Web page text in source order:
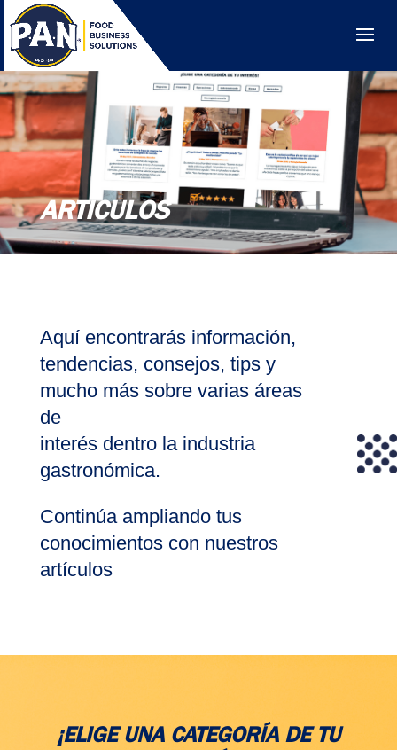
ARTÍCULOS
Aquí encontrarás información,
tendencias, consejos, tips y
mucho más sobre varias áreas
de
interés dentro la industria
gastronómica.
Continúa ampliando tus
conocimientos con nuestros
artículos
¡ELIGE UNA CATEGORÍA DE TU